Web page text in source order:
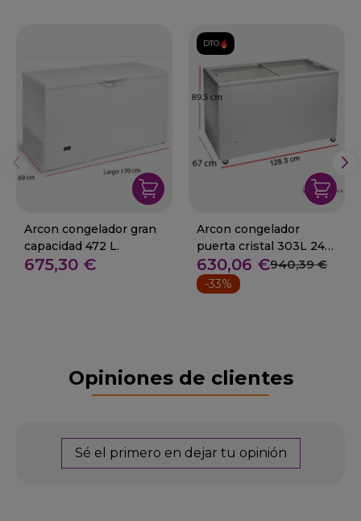
Arcon congelador gran
capacidad 472 L.
675,30 €
DTO.
Arcon congelador
puerta cristal 303L 243
W
630,06 €940,39 €
-33%
Opiniones de clientes
Sé el primero en dejar tu opinión